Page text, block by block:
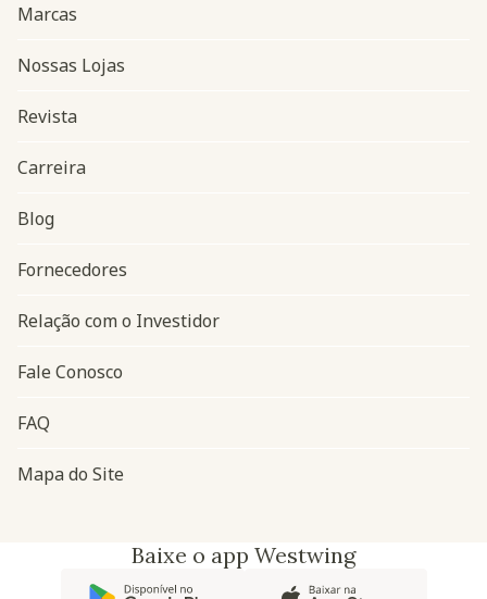
Navegação do rodapé
Marcas
Nossas Lojas
Revista
Carreira
Blog
Fornecedores
Relação com o Investidor
Fale Conosco
FAQ
Mapa do Site
Baixe o app Westwing